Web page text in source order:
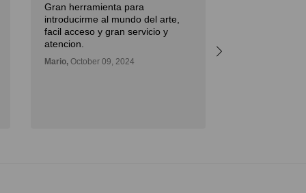
Gran herramienta para
introducirme al mundo del arte,
facil acceso y gran servicio y
atencion.
Mario, October 09, 2024